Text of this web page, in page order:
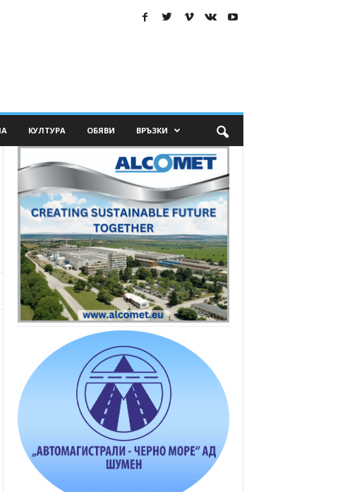
КУЛТУРА ОБЯВИ ВРЪЗКИ